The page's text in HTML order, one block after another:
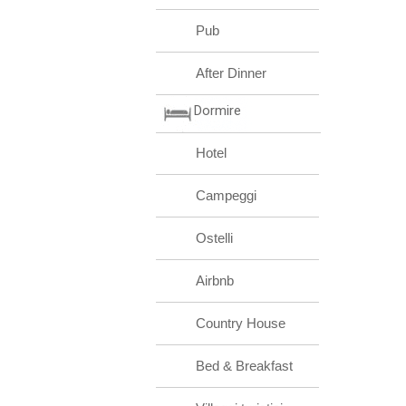
Pub
After Dinner
Dormire
Hotel
Campeggi
Ostelli
Airbnb
Country House
Bed & Breakfast